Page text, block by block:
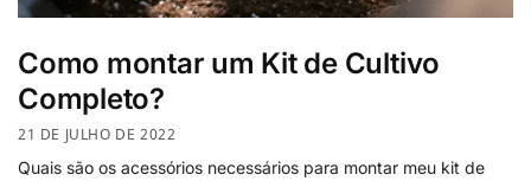
Como montar um Kit de Cultivo
Completo?
21 DE JULHO DE 2022
Quais são os acessórios necessários para montar meu kit de